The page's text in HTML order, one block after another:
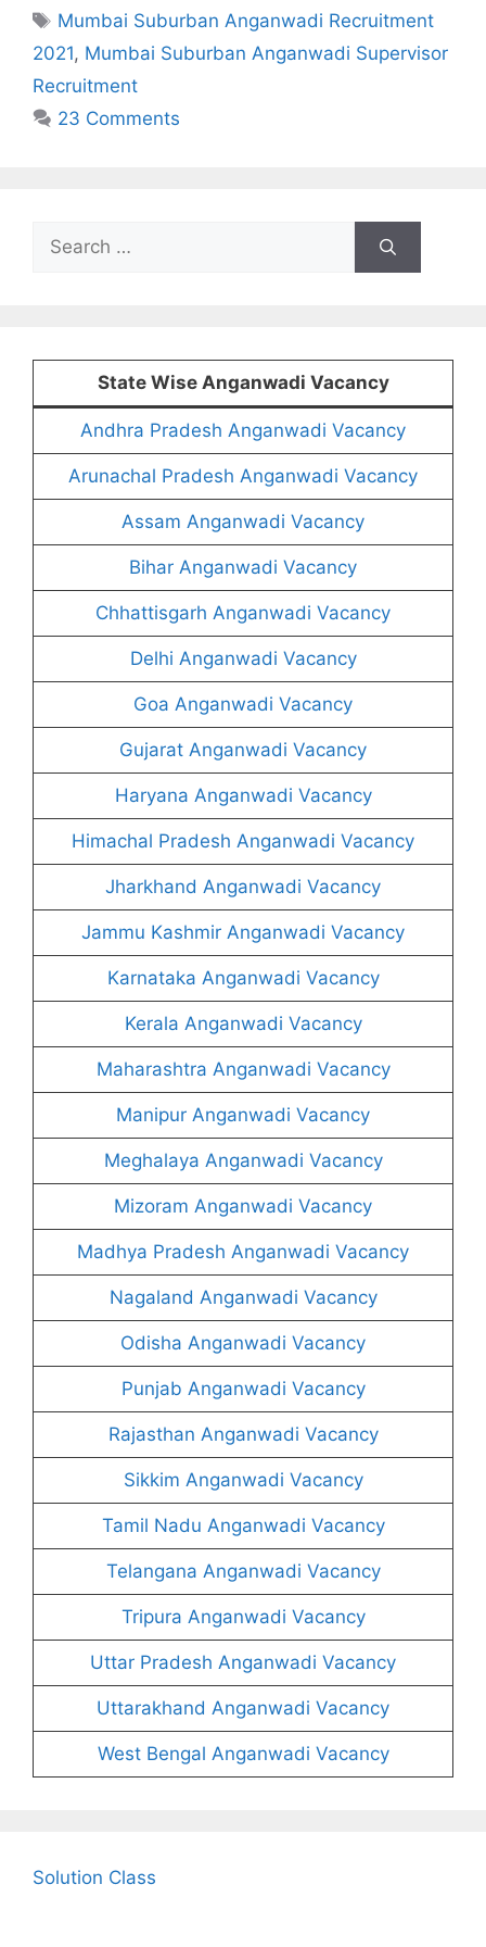
Tags
Mumbai Suburban Anganwadi Recruitment
2021, Mumbai Suburban Anganwadi Supervisor
Recruitment
23 Comments
Search
for:
State Wise Anganwadi Vacancy
Andhra Pradesh Anganwadi Vacancy
Arunachal Pradesh Anganwadi Vacancy
Assam Anganwadi Vacancy
Bihar Anganwadi Vacancy
Chhattisgarh Anganwadi Vacancy
Delhi Anganwadi Vacancy
Goa Anganwadi Vacancy
Gujarat Anganwadi Vacancy
Haryana Anganwadi Vacancy
Himachal Pradesh Anganwadi Vacancy
Jharkhand Anganwadi Vacancy
Jammu Kashmir Anganwadi Vacancy
Karnataka Anganwadi Vacancy
Kerala Anganwadi Vacancy
Maharashtra Anganwadi Vacancy
Manipur Anganwadi Vacancy
Meghalaya Anganwadi Vacancy
Mizoram Anganwadi Vacancy
Madhya Pradesh Anganwadi Vacancy
Nagaland Anganwadi Vacancy
Odisha Anganwadi Vacancy
Punjab Anganwadi Vacancy
Rajasthan Anganwadi Vacancy
Sikkim Anganwadi Vacancy
Tamil Nadu Anganwadi Vacancy
Telangana Anganwadi Vacancy
Tripura Anganwadi Vacancy
Uttar Pradesh Anganwadi Vacancy
Uttarakhand Anganwadi Vacancy
West Bengal Anganwadi Vacancy
Solution Class